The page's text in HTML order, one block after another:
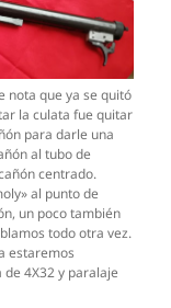
nota que ya se quitó
la culata fue quitar
para darle una
al tubo de
centrado.
al punto de
un poco también
todo otra vez.
estaremos
4X32 y paralaje